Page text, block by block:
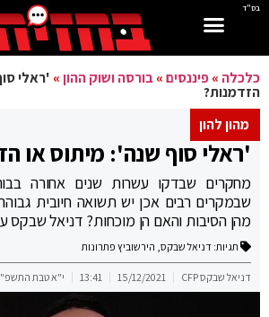
בס"ד
כלכלה »פיננסים»בורסה ושוק ההון» 'ראלי
הזדמנות?
מהון להון
'ראלי סוף שנה': מיתוס או
מחקרים שבדקו עשרות שנים אחורה
שבמקרים רבים אכן יש תשואה חיובית
מהן הסיבות והאם הן מוכחות? דניאל שבקס
תגיות: דניאל שבקס, הירשוביץ פתרונות
דניאל שבקס CFP 15/12/2021
13:41 י"א טבת